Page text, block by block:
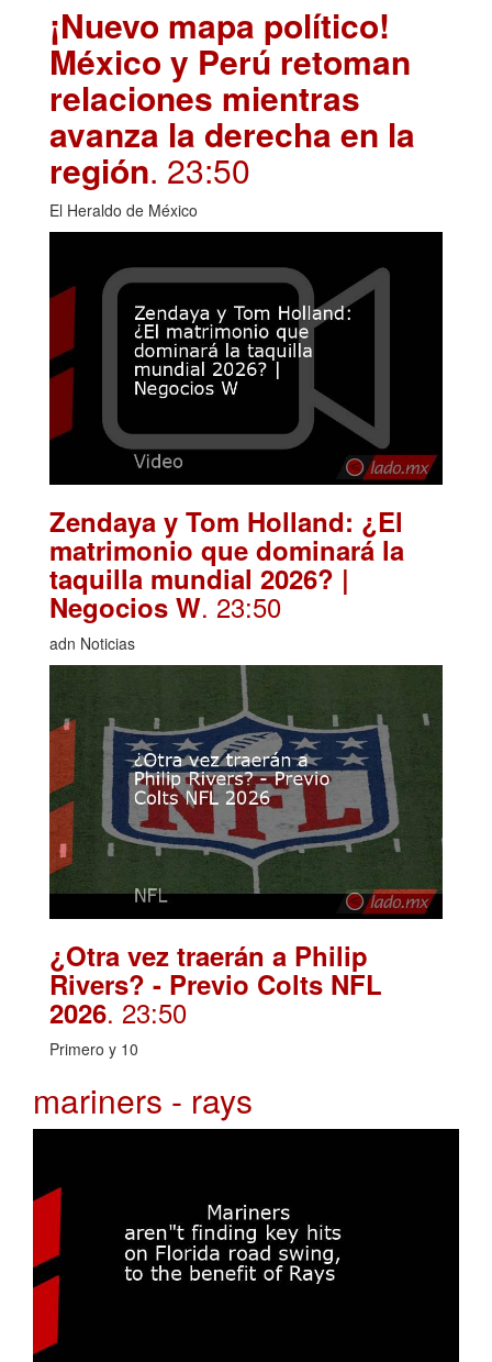
¡Nuevo mapa político!
México y Perú retoman
relaciones mientras
avanza la derecha en la
región. 23:50
El Heraldo de México
Zendaya y Tom Holland: ¿El
matrimonio que dominará la
taquilla mundial 2026? |
Negocios W. 23:50
adn Noticias
¿Otra vez traerán a Philip
Rivers? - Previo Colts NFL
2026. 23:50
Primero y 10
mariners - rays